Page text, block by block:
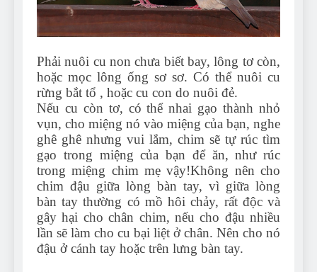
Can Bulldogs Play Fetch?
And How to Train Them!
7 Năm Ago
How Often Do I Need to
Groom My Bulldog
7 Năm Ago
Phải nuôi cu non chưa biết bay, lông tơ còn,
hoặc mọc lông ống sơ sơ. Có thể nuôi cu
rừng bắt tổ , hoặc cu con do nuôi đẻ.
Nếu cu còn tơ, có thể nhai gạo thành nhỏ
vụn, cho miệng nó vào miệng của bạn, nghe
ghê ghê nhưng vui lắm, chim sẽ tự rúc tìm
gạo trong miệng của bạn để ăn, như rúc
trong miệng chim mẹ vậy!Không nên cho
chim đậu giữa lòng bàn tay, vì giữa lòng
bàn tay thường có mồ hôi chảy, rất độc và
gây hại cho chân chim, nếu cho đậu nhiều
lần sẽ làm cho cu bại liệt ở chân. Nên cho nó
đậu ở cánh tay hoặc trên lưng bàn tay.